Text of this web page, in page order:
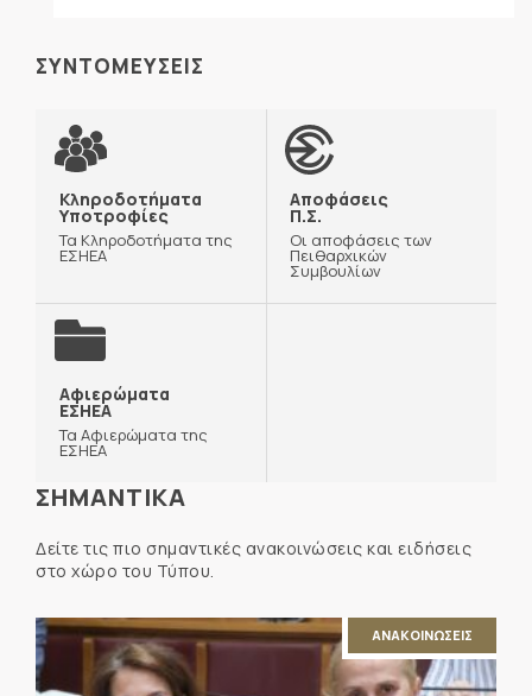
ΣΥΝΤΟΜΕΥΣΕΙΣ
Κληροδοτήματα
Υποτροφίες
Τα Κληροδοτήματα της
ΕΣΗΕΑ
Αποφάσεις
Π.Σ.
Οι αποφάσεις των
Πειθαρχικών
Συμβουλίων
Αφιερώματα
ΕΣΗΕΑ
Τα Αφιερώματα της
ΕΣΗΕΑ
ΣΗΜΑΝΤΙΚΑ
Δείτε τις πιο σημαντικές ανακοινώσεις και ειδήσεις
στο χώρο του Τύπου.
ΑΝΑΚΟΙΝΩΣΕΙΣ